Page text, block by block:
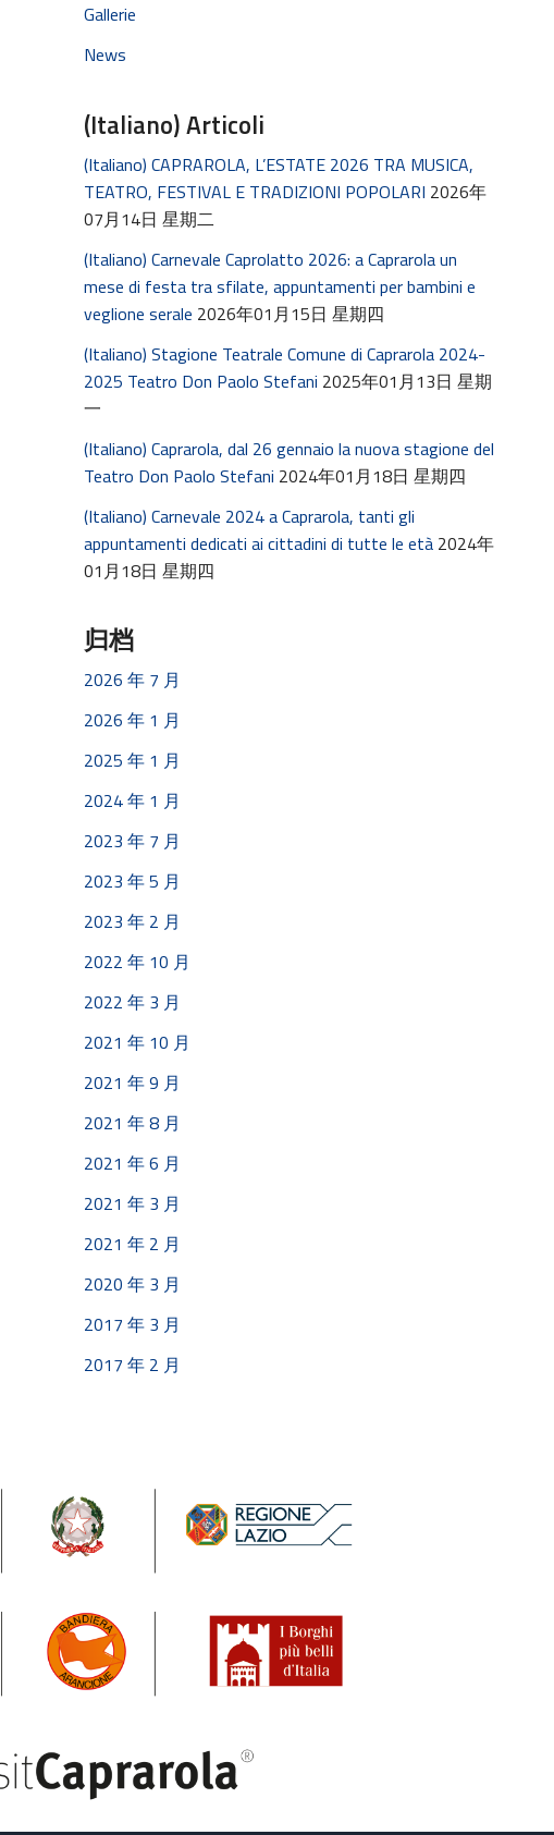
Gallerie
News
(Italiano) Articoli
(Italiano) CAPRAROLA, L’ESTATE 2026 TRA MUSICA,
TEATRO, FESTIVAL E TRADIZIONI POPOLARI 2026年
07月14日 星期二
(Italiano) Carnevale Caprolatto 2026: a Caprarola un
mese di festa tra sfilate, appuntamenti per bambini e
veglione serale 2026年01月15日 星期四
(Italiano) Stagione Teatrale Comune di Caprarola 2024-
2025 Teatro Don Paolo Stefani 2025年01月13日 星期
一
(Italiano) Caprarola, dal 26 gennaio la nuova stagione del
Teatro Don Paolo Stefani 2024年01月18日 星期四
(Italiano) Carnevale 2024 a Caprarola, tanti gli
appuntamenti dedicati ai cittadini di tutte le età 2024年
01月18日 星期四
归档
2026 年 7 月
2026 年 1 月
2025 年 1 月
2024 年 1 月
2023 年 7 月
2023 年 5 月
2023 年 2 月
2022 年 10 月
2022 年 3 月
2021 年 10 月
2021 年 9 月
2021 年 8 月
2021 年 6 月
2021 年 3 月
2021 年 2 月
2020 年 3 月
2017 年 3 月
2017 年 2 月